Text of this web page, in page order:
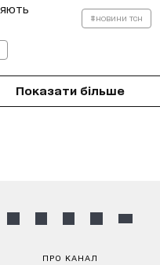
#новини тсн
Показати більше
ПРО КАНАЛ